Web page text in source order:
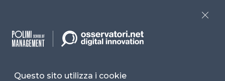
Dichiarazione di
accessibilità
Questo sito utilizza i cookie